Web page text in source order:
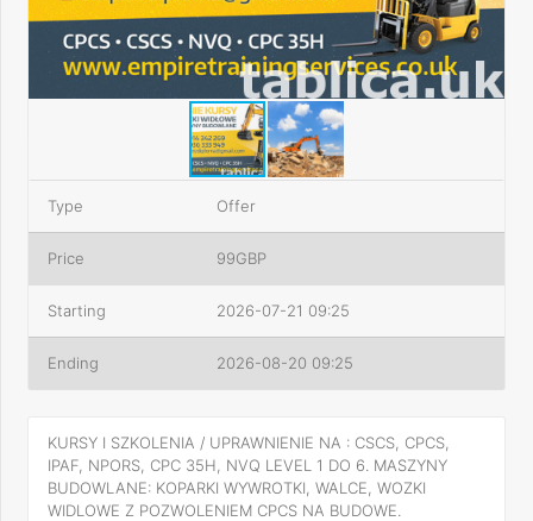
Type Offer
Price 99GBP
Starting 2026-07-21 09:25
Ending 2026-08-20 09:25
KURSY I SZKOLENIA / UPRAWNIENIE NA : CSCS, CPCS,
IPAF, NPORS, CPC 35H, NVQ LEVEL 1 DO 6. MASZYNY
BUDOWLANE: KOPARKI WYWROTKI, WALCE, WOZKI
WIDLOWE Z POZWOLENIEM CPCS NA BUDOWE.